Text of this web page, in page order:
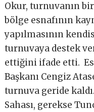
Okur, turnuvanın
bölge esnafının
yapılmasının
turnuvaya destek
ettiğini ifade etti.
Başkanı Cengiz
turnuva geride
Sahası, gerekse